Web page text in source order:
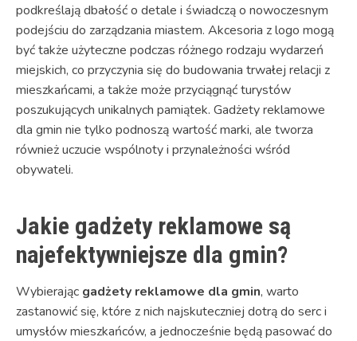
podkreślają dbałość o detale i świadczą o nowoczesnym
podejściu do zarządzania miastem. Akcesoria z logo mogą
być także użyteczne podczas różnego rodzaju wydarzeń
miejskich, co przyczynia się do budowania trwałej relacji z
mieszkańcami, a także może przyciągnąć turystów
poszukujących unikalnych pamiątek. Gadżety reklamowe
dla gmin nie tylko podnoszą wartość marki, ale tworza
również uczucie wspólnoty i przynależności wśród
obywateli.
Jakie gadżety reklamowe są
najefektywniejsze dla gmin?
Wybierając gadżety reklamowe dla gmin, warto
zastanowić się, które z nich najskuteczniej dotrą do serc i
umysłów mieszkańców, a jednocześnie będą pasować do